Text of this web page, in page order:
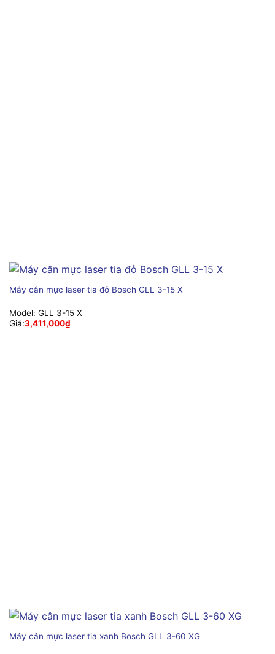
Máy cân mực laser tia đỏ Bosch GLL 3-15 X
Model: GLL 3-15 X
Giá:3,411,000₫
Máy cân mực laser tia xanh Bosch GLL 3-60 XG